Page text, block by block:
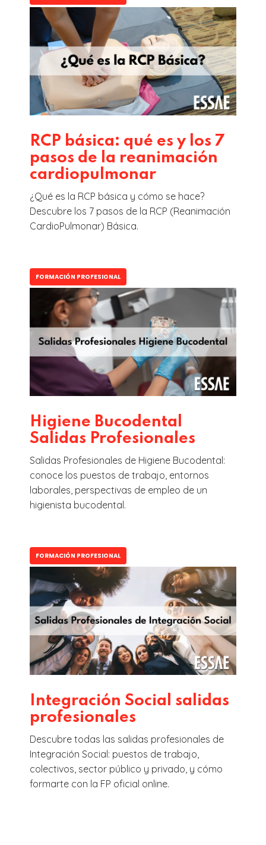
RCP básica: qué es y los 7
pasos de la reanimación
cardiopulmonar
¿Qué es la RCP básica y cómo se hace?
Descubre los 7 pasos de la RCP (Reanimación
CardioPulmonar) Básica.
FORMACIÓN PROFESIONAL
Higiene Bucodental
Salidas Profesionales
Salidas Profesionales de Higiene Bucodental:
conoce los puestos de trabajo, entornos
laborales, perspectivas de empleo de un
higienista bucodental.
FORMACIÓN PROFESIONAL
Integración Social salidas
profesionales
Descubre todas las salidas profesionales de
Integración Social: puestos de trabajo,
colectivos, sector público y privado, y cómo
formarte con la FP oficial online.